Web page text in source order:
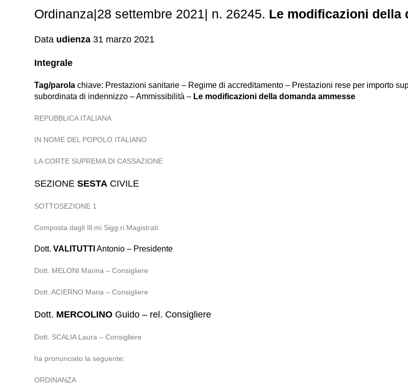
Ordinanza|28 settembre 2021| n. 26245. Le modificazioni della
Data udienza 31 marzo 2021
Integrale
Tag/parola chiave: Prestazioni sanitarie – Regime di accreditamento – Prestazioni rese per importo
subordinata di indennizzo – Ammissibilità – Le modificazioni della domanda ammesse
REPUBBLICA ITALIANA
IN NOME DEL POPOLO ITALIANO
LA CORTE SUPREMA DI CASSAZIONE
SEZIONESESTA CIVILE
SOTTOSEZIONE 1
Composta dagli Ill.mi Sigg.ri Magistrati:
Dott.VALITUTTI Antonio – Presidente
Dott. MELONI Marina – Consigliere
Dott. ACIERNO Maria – Consigliere
Dott. MERCOLINO Guido – rel. Consigliere
Dott. SCALIA Laura – Consigliere
ha pronunciato la seguente:
ORDINANZA